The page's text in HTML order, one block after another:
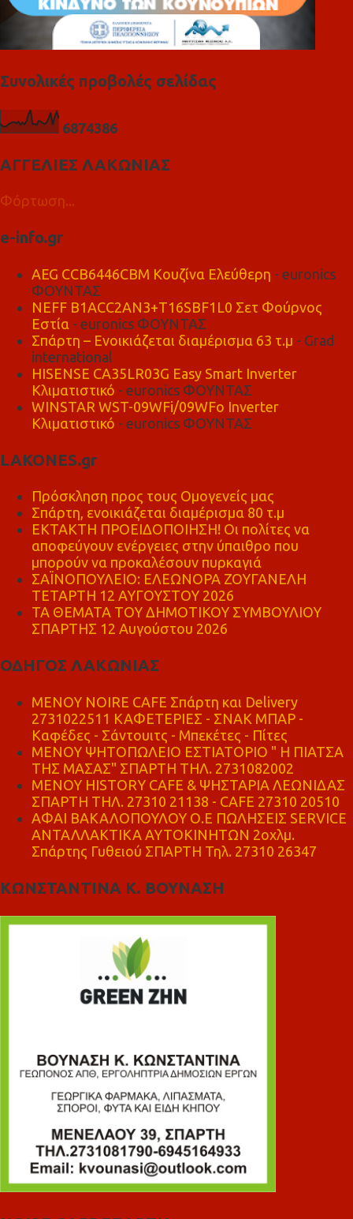
Συνολικές προβολές σελίδας
6874386
ΑΓΓΕΛΙΕΣ ΛΑΚΩΝΙΑΣ
Φόρτωση...
e-info.gr
AEG CCB6446CBM Κουζίνα Ελεύθερη - euronics
ΦΟΥΝΤΑΣ
NEFF B1ACC2AN3+T16SBF1L0 Σετ Φούρνος
Εστία - euronics ΦΟΥΝΤΑΣ
Σπάρτη – Ενοικιάζεται διαμέρισμα 63 τ.μ - Grad
international
HISENSE CA35LR03G Easy Smart Inverter
Κλιματιστικό - euronics ΦΟΥΝΤΑΣ
WINSTAR WST-09WFi/09WFo Inverter
Κλιματιστικό - euronics ΦΟΥΝΤΑΣ
LAKONES.gr
Πρόσκληση προς τους Ομογενείς μας
Σπάρτη, ενοικιάζεται διαμέρισμα 80 τ.μ
ΕΚΤΑΚΤΗ ΠΡΟΕΙΔΟΠΟΙΗΣΗ! Οι πολίτες να
αποφεύγουν ενέργειες στην ύπαιθρο που
μπορούν να προκαλέσουν πυρκαγιά
ΣΑΪΝΟΠΟΥΛΕΙΟ: ΕΛΕΩΝΟΡΑ ΖΟΥΓΑΝΕΛΗ
ΤΕΤΑΡΤΗ 12 ΑΥΓΟΥΣΤΟΥ 2026
ΤΑ ΘΕΜΑΤΑ ΤΟΥ ΔΗΜΟΤΙΚΟΥ ΣΥΜΒΟΥΛΙΟΥ
ΣΠΑΡΤΗΣ 12 Αυγούστου 2026
ΟΔΗΓΟΣ ΛΑΚΩΝΙΑΣ
MENOY NOIRE CAFE Σπάρτη και Delivery
2731022511 ΚΑΦΕΤΕΡΙΕΣ - ΣΝΑΚ ΜΠΑΡ -
Καφέδες - Σάντουιτς - Μπεκέτες - Πίτες
ΜΕΝΟΥ ΨΗΤΟΠΩΛΕΙΟ ΕΣΤΙΑΤΟΡΙΟ " Η ΠΙΑΤΣΑ
ΤΗΣ ΜΑΣΑΣ" ΣΠΑΡΤΗ ΤΗΛ. 2731082002
ΜΕΝΟΥ HISTORY CAFE & ΨΗΣΤΑΡΙΑ ΛΕΩΝΙΔΑΣ
ΣΠΑΡΤΗ ΤΗΛ. 27310 21138 - CAFE 27310 20510
ΑΦΑΙ ΒΑΚΑΛΟΠΟΥΛΟΥ Ο.Ε ΠΩΛΗΣΕΙΣ SERVICE
ΑΝΤΑΛΛΑΚΤΙΚΑ ΑΥΤΟΚΙΝΗΤΩΝ 2οχλμ.
Σπάρτης Γυθειού ΣΠΑΡΤΗ Τηλ. 27310 26347
ΚΩΝΣΤΑΝΤΙΝΑ Κ. ΒΟΥΝΑΣΗ